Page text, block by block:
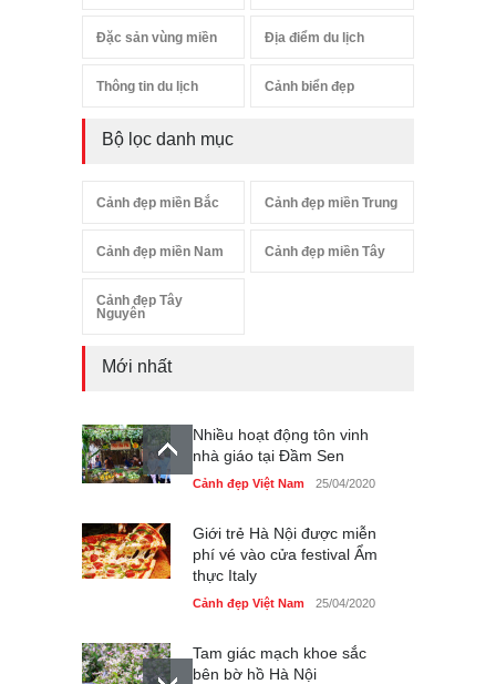
Đặc sản vùng miền Địa điểm du lịch
Thông tin du lịch Cảnh biển đẹp
Bộ lọc danh mục
Cảnh đẹp miền Bắc Cảnh đẹp miền Trung
Cảnh đẹp miền Nam Cảnh đẹp miền Tây
Cảnh đẹp Tây
Nguyên
Mới nhất
Nhiều hoạt động tôn vinh
nhà giáo tại Đầm Sen
Cảnh đẹp Việt Nam 25/04/2020
Giới trẻ Hà Nội được miễn
phí vé vào cửa festival Ẩm
thực Italy
Cảnh đẹp Việt Nam 25/04/2020
Tam giác mạch khoe sắc
bên bờ hồ Hà Nội